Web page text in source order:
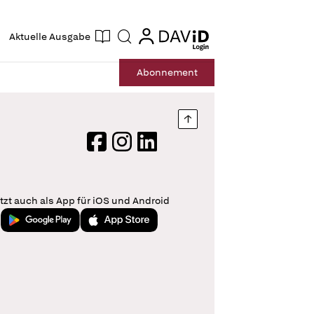
Aktuelle Ausgabe Suche login
login
Abonnement
Nach oben springen
FacebookInstagram
LinkedIn
auch als App für iOS und Android
Jetzt bei Google PlayLaden im App Store